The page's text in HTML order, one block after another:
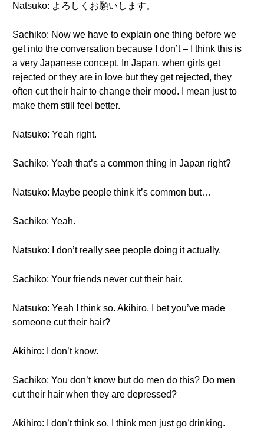
Natsuko: よろしくお願いします。
Sachiko: Now we have to explain one thing before we
get into the conversation because I don’t – I think this is
a very Japanese concept. In Japan, when girls get
rejected or they are in love but they get rejected, they
often cut their hair to change their mood. I mean just to
make them still feel better.
Natsuko: Yeah right.
Sachiko: Yeah that’s a common thing in Japan right?
Natsuko: Maybe people think it’s common but…
Sachiko: Yeah.
Natsuko: I don’t really see people doing it actually.
Sachiko: Your friends never cut their hair.
Natsuko: Yeah I think so. Akihiro, I bet you’ve made
someone cut their hair?
Akihiro: I don’t know.
Sachiko: You don’t know but do men do this? Do men
cut their hair when they are depressed?
Akihiro: I don’t think so. I think men just go drinking.